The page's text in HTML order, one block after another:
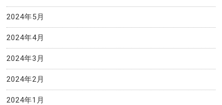
2024年5月
2024年4月
2024年3月
2024年2月
2024年1月